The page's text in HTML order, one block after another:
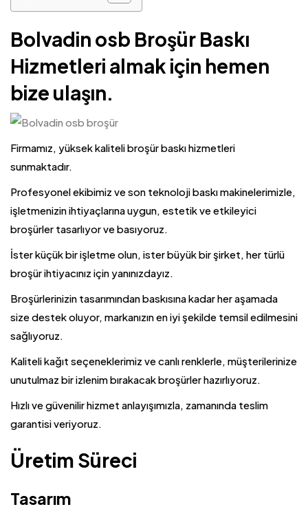
Bolvadin osb Broşür Baskı
Hizmetleri almak için hemen
bize ulaşın.
Firmamız, yüksek kaliteli broşür baskı hizmetleri
sunmaktadır.
Profesyonel ekibimiz ve son teknoloji baskı makinelerimizle,
işletmenizin ihtiyaçlarına uygun, estetik ve etkileyici
broşürler tasarlıyor ve basıyoruz.
İster küçük bir işletme olun, ister büyük bir şirket, her türlü
broşür ihtiyacınız için yanınızdayız.
Broşürlerinizin tasarımından baskısına kadar her aşamada
size destek oluyor, markanızın en iyi şekilde temsil edilmesini
sağlıyoruz.
Kaliteli kağıt seçeneklerimiz ve canlı renklerle, müşterilerinize
unutulmaz bir izlenim bırakacak broşürler hazırlıyoruz.
Hızlı ve güvenilir hizmet anlayışımızla, zamanında teslim
garantisi veriyoruz.
Üretim Süreci
Tasarım